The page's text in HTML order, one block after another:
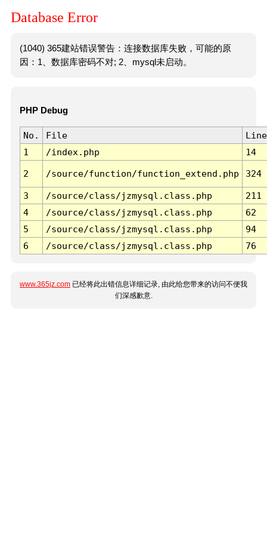
Database Error
(1040) 365建站错误警告：连接数据库失败，可能的原
因：1、数据库密码不对; 2、mysql未启动。
PHP Debug
No. File
Line
1
/index.php 14
2 /source/function/function_extend.php 324
3 /source/class/jzmysql.class.php
211
4
/source/class/jzmysql.class.php
62
5
/source/class/jzmysql.class.php
94
6
/source/class/jzmysql.class.php 76
www.365jz.com 已经将此出错信息详细记录, 由此给您带来的访问不便我
们深感歉意.